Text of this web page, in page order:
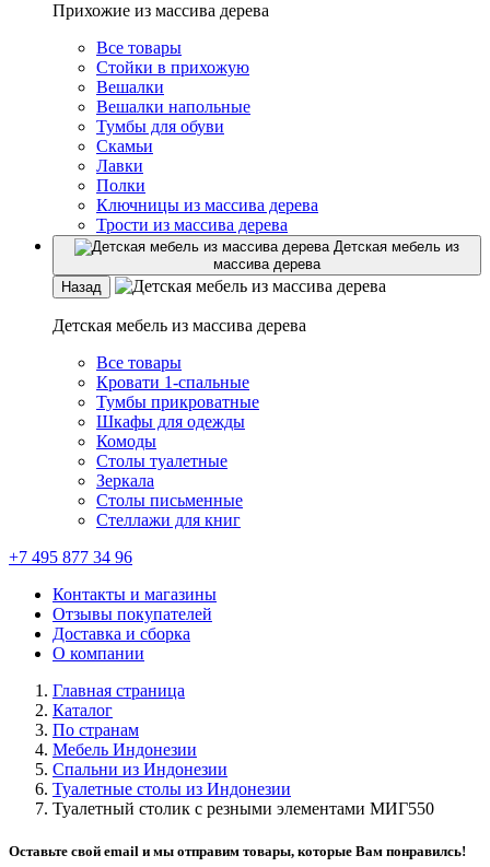
Прихожие из массива дерева
Все товары
Стойки в прихожую
Вешалки
Вешалки напольные
Тумбы для обуви
Скамьи
Лавки
Полки
Ключницы из массива дерева
Трости из массива дерева
Детская мебель из
массива дерева
Назад
Детская мебель из массива дерева
Все товары
Кровати 1-спальные
Тумбы прикроватные
Шкафы для одежды
Комоды
Столы туалетные
Зеркала
Столы письменные
Стеллажи для книг
+7 495 877 34 96
Контакты и магазины
Отзывы покупателей
Доставка и сборка
О компании
Главная страница
Каталог
По странам
Мебель Индонезии
Спальни из Индонезии
Туалетные столы из Индонезии
Туалетный столик с резными элементами МИГ550
Оставьте свой email и мы отправим товары, которые Вам понравилсь!